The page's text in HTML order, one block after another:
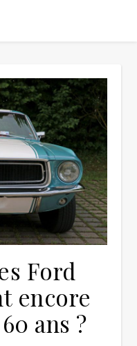
Ford
encore
ans ?